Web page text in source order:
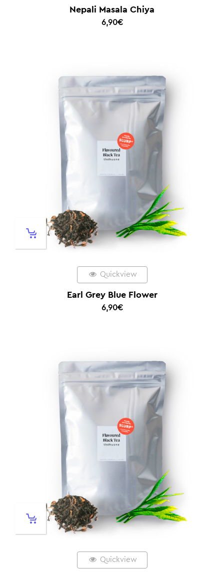
Nepali Masala Chiya
6,90€
Quickview
Earl Grey Blue Flower
6,90€
Quickview